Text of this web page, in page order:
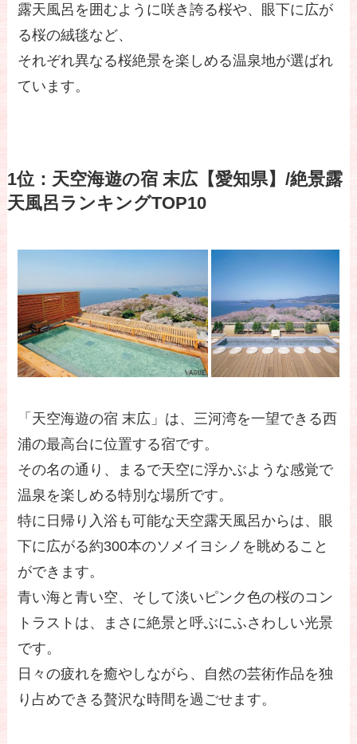
露天風呂を囲むように咲き誇る桜や、眼下に広が
る桜の絨毯など、
それぞれ異なる桜絶景を楽しめる温泉地が選ばれ
ています。
1位：天空海遊の宿 末広【愛知県】/絶景露
天風呂ランキングTOP10
「天空海遊の宿 末広」は、三河湾を一望できる西
浦の最高台に位置する宿です。
その名の通り、まるで天空に浮かぶような感覚で
温泉を楽しめる特別な場所です。
特に日帰り入浴も可能な天空露天風呂からは、眼
下に広がる約300本のソメイヨシノを眺めること
ができます。
青い海と青い空、そして淡いピンク色の桜のコン
トラストは、まさに絶景と呼ぶにふさわしい光景
です。
日々の疲れを癒やしながら、自然の芸術作品を独
り占めできる贅沢な時間を過ごせます。